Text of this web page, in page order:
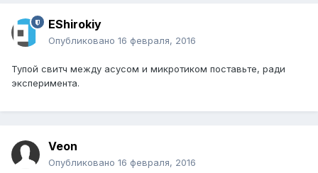
EShirokiy
Опубликовано 16 февраля, 2016
Тупой свитч между асусом и микротиком поставьте, ради
эксперимента.
Veon
Опубликовано 16 февраля, 2016